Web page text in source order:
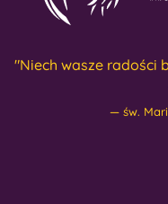
"Niech wasze radości
św.